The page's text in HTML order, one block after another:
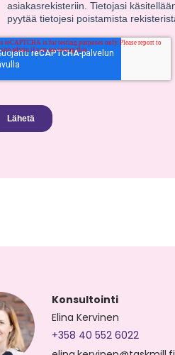
Konsultointi
Elina Kervinen
+358 40 552 6022